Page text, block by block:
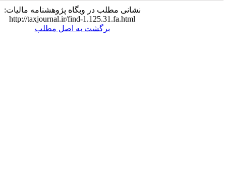
نشانی مطلب در وبگاه پژوهشنامه مالیات:
http://taxjournal.ir/find-1.125.31.fa.html